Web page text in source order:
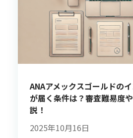
ANAアメックスゴールドの
が届く条件は？審査難易度
説！
2025年10月16日